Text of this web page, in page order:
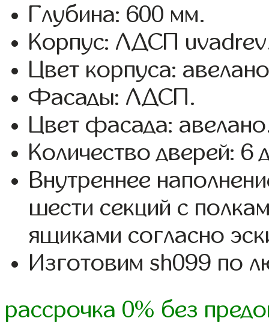
Глубина: 600 мм.
Корпус: ЛДСП
Цвет корпуса:
Фасады: ЛДСП.
Цвет фасада:
Количество дверей: 6
Внутреннее
шести секций с
ящиками согласно
Изготовим sh099 по
рассрочка 0% без